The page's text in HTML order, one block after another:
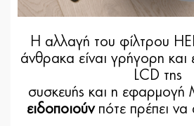
Η αλλαγή του φίλτρου
άνθρακα είναι γρήγορη
LCD της
συσκευής και η
ειδοποιούνπότε πρέπει να